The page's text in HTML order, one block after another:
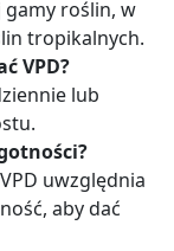
gamy roślin, w
tropikalnych.
VPD?
lub
uwzględnia
aby dać